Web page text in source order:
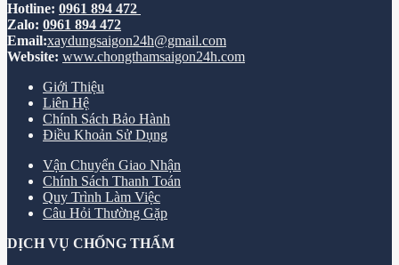
Hotline: 0961 894 472
Zalo: 0961 894 472
Email:xaydungsaigon24h@gmail.com
Website: www.chongthamsaigon24h.com
Giới Thiệu
Liên Hệ
Chính Sách Bảo Hành
Điều Khoản Sử Dụng
Vận Chuyển Giao Nhận
Chính Sách Thanh Toán
Quy Trình Làm Việc
Câu Hỏi Thường Gặp
DỊCH VỤ CHỐNG THẤM